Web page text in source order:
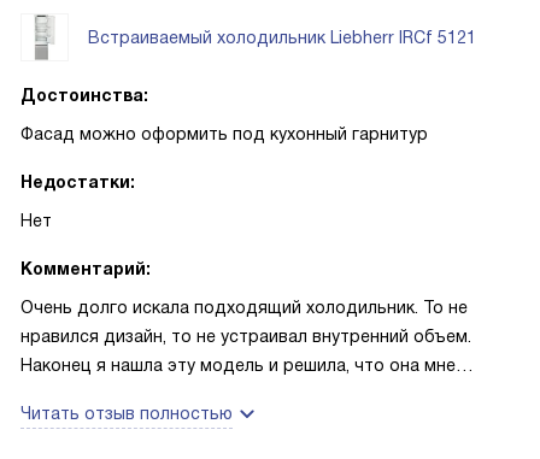
Встраиваемый холодильник Liebherr IRCf 5121
Достоинства:
Фасад можно оформить под кухонный гарнитур
Недостатки:
Нет
Комментарий:
Очень долго искала подходящий холодильник. То не
нравился дизайн, то не устраивал внутренний объем.
Наконец я нашла эту модель и решила, что она мне
кухонный гарнитур. Одной из самых приятных
Читать отзыв полностью